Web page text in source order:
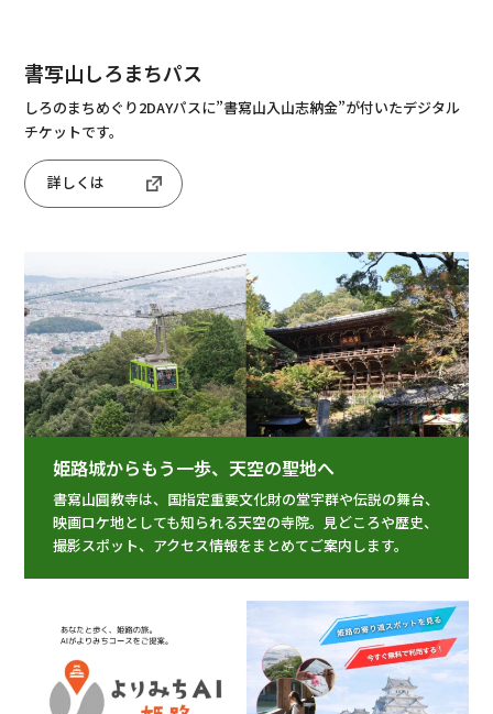
書写山しろまちパス
しろのまちめぐり2DAYパスに”書寫山入山志納金”が付いたデジタル
チケットです。
詳しくは
姫路城からもう一歩、天空の聖地へ
書寫山圓教寺は、国指定重要文化財の堂宇群や伝説の舞台、
映画ロケ地としても知られる天空の寺院。見どころや歴史、
撮影スポット、アクセス情報をまとめてご案内します。